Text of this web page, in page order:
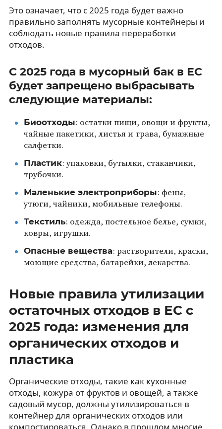
Это означает, что с 2025 года будет важно
правильно заполнять мусорные контейнеры и
соблюдать новые правила переработки
отходов.
С 2025 года в мусорный бак в ЕС
будет запрещено выбрасывать
следующие материалы:
Биоотходы: остатки пищи, овощи и фрукты,
чайные пакетики, листья и трава, бумажные
салфетки.
Пластик: упаковки, бутылки, стаканчики,
трубочки.
Маленькие электроприборы: фены,
утюги, чайники, мобильные телефоны.
Текстиль: одежда, постельное белье, сумки,
ковры, игрушки.
Опасные вещества: растворители, краски,
моющие средства, батарейки, лекарства.
Новые правила утилизации
остаточных отходов в ЕС с
2025 года: изменения для
органических отходов и
пластика
Органические отходы, такие как кухонные
отходы, кожура от фруктов и овощей, а также
садовый мусор, должны утилизироваться в
контейнер для органических отходов или
компостироваться. Однако в прошлом многие